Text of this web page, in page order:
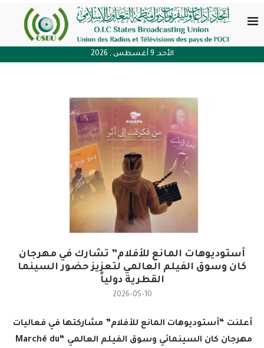
الأحد, 9 أغسطس , 2026
أستوديوهات المانع للأفلام” تشارك في مهرجان
كان وسوق الفيلم العالمي لتعزيز حضور السينما
القطرية دولياً
2026-05-10
أعلنت “أستوديوهات المانع للأفلام” مشاركتها في فعاليات
مهرجان كان السينمائي وسوق الفيلم العالمي
“Marché du